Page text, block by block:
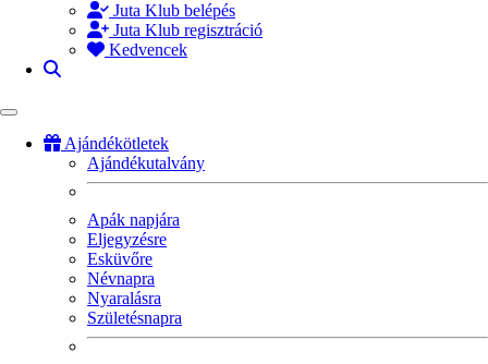
Juta Klub belépés
Juta Klub regisztráció
Kedvencek
Ajándékötletek
Ajándékutalvány
Apák napjára
Eljegyzésre
Esküvőre
Névnapra
Nyaralásra
Születésnapra